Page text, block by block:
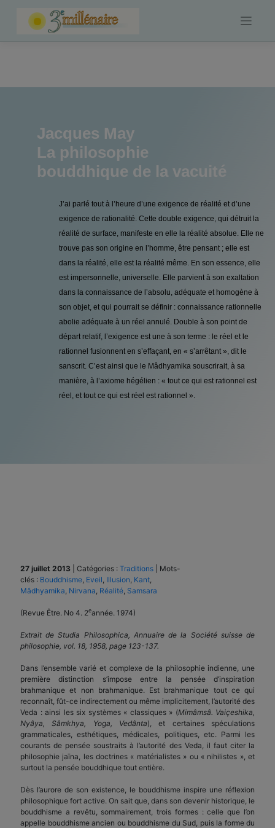
Jacques May
La philosophie
bouddhique de la vacuité
J’ai parlé tout à l’heure d’une exigence de réalité et d’une
exigence de rationalité. Cette double exigence, qui détruit la
réalité de surface, manifeste en elle la réalité absolue. Elle ne
trouve pas son origine en l’homme, être pensant ; elle est
dans la réalité, elle est la réalité même. En son essence, elle
est impersonnelle, universelle. Elle parvient à son exaltation
dans la connaissance de l’absolu, adéquate et homogène à
son objet, et qui pourrait se définir : connaissance rationnelle
abolie adéquate à un réel annulé. Double à son point de
départ relatif, l’exigence est une à son terme : le réel et le
rationnel fusionnent en s’effaçant, en « s’arrêtant », dit le
sanscrit. C’est ainsi que le Mâdhyamika souscrirait, à sa
manière, à l’axiome hégélien : « tout ce qui est rationnel est
réel, et tout ce qui est réel est rationnel ».
27 juillet 2013 Catégories : Traditions
Mots-
clés : Bouddhisme Eveil Illusion Kant
Mâdhyamika Nirvana Réalité Samsara
(Revue Être. No 4. 2eannée. 1974)
Extrait de Studia Philosophica, Annuaire de la Société suisse de
philosophie, vol. 18, 1958, page 123-137.
Dans l’ensemble varié et complexe de la philosophie indienne, une
première distinction s’impose entre la pensée d’inspiration
brahmanique et non brahmanique. Est brahmanique tout ce qui
reconnaît, fût-ce indirectement ou même implicitement, l’autorité des
Veda : ainsi les six systèmes « classiques » (Mimâmsâ. Vaiçeshika,
Nyâya, Sâmkhya, Yoga, Vedânta), et certaines spécu­lations
grammaticales, esthétiques, médicales, politiques, etc. Parmi les
courants de pensée soustraits à l’autorité des Veda, il faut citer la
philosophie jaïna, les doctrines « matérialistes » ou « nihilistes », et
surtout la pensée bouddhique tout entière.
Dès l’aurore de son existence, le bouddhisme inspire une réflexion
philosophique fort active. On sait que, dans son devenir historique, le
bouddhisme a revêtu, sommairement, trois formes : celle que l’on
appelle bouddhisme ancien ou bouddhisme du Sud, puis la forme du